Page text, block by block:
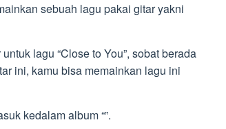
sebuah lagu pakai gitar yakni
lagu “Close to You”, sobat berada
ini, kamu bisa memainkan lagu ini
kedalam album “”.